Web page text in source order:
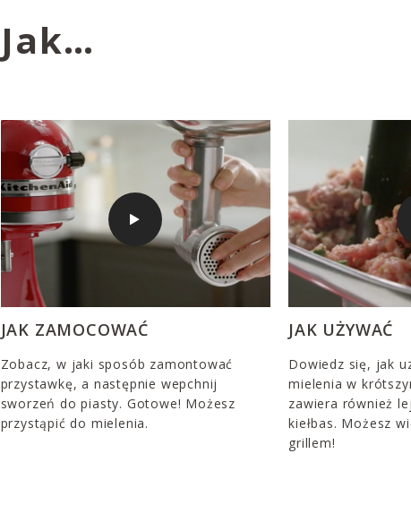
Jak…
JAK ZAMOCOWAĆ
Zobacz, w jaki sposób zamontować
przystawkę, a następnie wepchnij
sworzeń do piasty. Gotowe! Możesz
przystąpić do mielenia.
JAK UŻYWAĆ
Dowiedz się, jak
mielenia w
zawiera również
kiełbas. Możesz
grillem!